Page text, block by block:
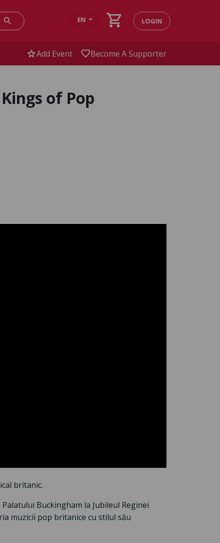
search EN shopping_cart LOGIN
starAdd Event favoriteBecome A Supporter
of Pop
britanic.
Buckingham la Jubileul Reginei
muzicii pop britanice cu stilul său